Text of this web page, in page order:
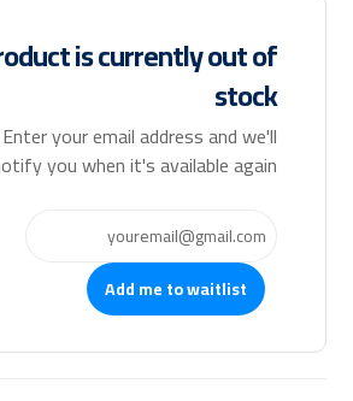
is currently out of
stock
your email address and we'll
you when it's available again
Add me to waitlist